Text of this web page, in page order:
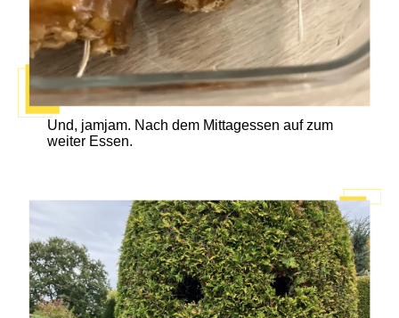
Und, jamjam. Nach dem Mittagessen auf zum
weiter Essen.